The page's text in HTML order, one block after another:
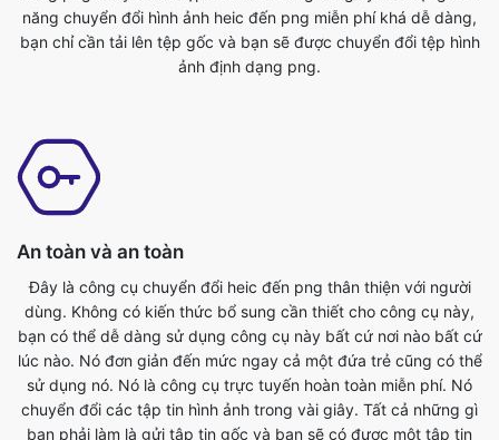
An toàn và an toàn
Đây là công cụ chuyển đổi heic đến png thân thiện với người
dùng. Không có kiến thức bổ sung cần thiết cho công cụ này,
bạn có thể dễ dàng sử dụng công cụ này bất cứ nơi nào bất cứ
lúc nào. Nó đơn giản đến mức ngay cả một đứa trẻ cũng có thể
sử dụng nó. Nó là công cụ trực tuyến hoàn toàn miễn phí. Nó
chuyển đổi các tập tin hình ảnh trong vài giây. Tất cả những gì
bạn phải làm là gửi tập tin gốc và bạn sẽ có được một tập tin
định dạng png đã chuyển đổi. Bất cứ ai có điện thoại, máy tính
bảng, máy tính xách tay hoặc pc đều có thể truy cập công cụ
này và sử dụng nó miễn phí.